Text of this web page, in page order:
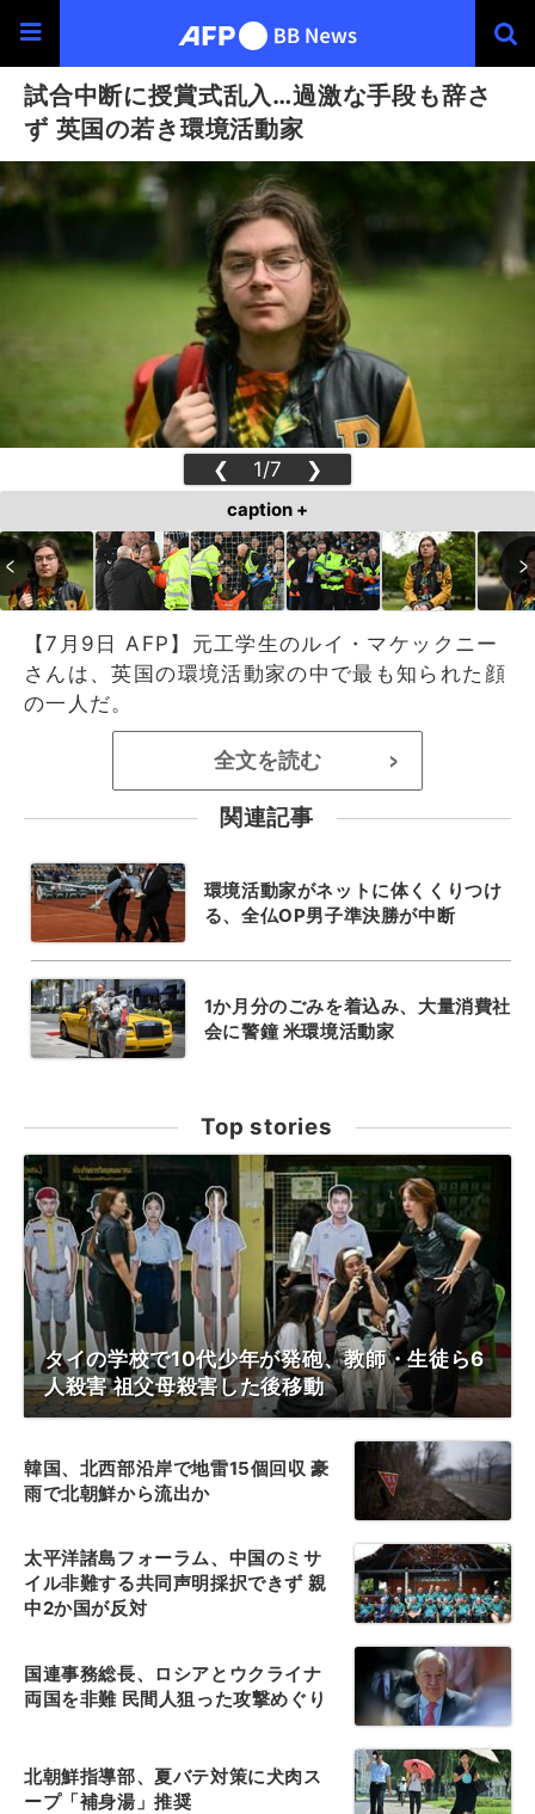
試合中断に授賞式乱入…過激な手段も辞さ
ず 英国の若き環境活動家
❮ 1/7 ❯
caption +
【7月9日 AFP】元工学生のルイ・マケックニー
さんは、英国の環境活動家の中で最も知られた顔
の一人だ。
全文を読む >
関連記事
環境活動家がネットに体くくりつけ
る、全仏OP男子準決勝が中断
1か月分のごみを着込み、大量消費社
会に警鐘 米環境活動家
Top stories
タイの学校で10代少年が発砲、教師・生徒ら6
人殺害 祖父母殺害した後移動
韓国、北西部沿岸で地雷15個回収 豪
雨で北朝鮮から流出か
太平洋諸島フォーラム、中国のミサ
イル非難する共同声明採択できず 親
中2か国が反対
国連事務総長、ロシアとウクライナ
両国を非難 民間人狙った攻撃めぐり
北朝鮮指導部、夏バテ対策に犬肉ス
ープ「補身湯」推奨